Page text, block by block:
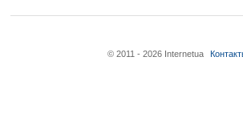
© 2011 - 2026 Internetua